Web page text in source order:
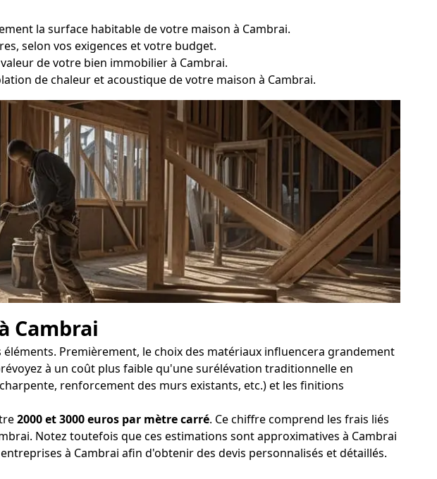
la surface habitable de votre maison à Cambrai.
selon vos exigences et votre budget.
de votre bien immobilier à Cambrai.
de chaleur et acoustique de votre maison à Cambrai.
Cambrai
Premièrement, le choix des matériaux influencera grandement
à un coût plus faible qu'une surélévation traditionnelle en
renforcement des murs existants, etc.) et les finitions
2000 et 3000 euros par mètre carré. Ce chiffre comprend les frais liés
Notez toutefois que ces estimations sont approximatives à Cambrai
à Cambrai afin d'obtenir des devis personnalisés et détaillés.